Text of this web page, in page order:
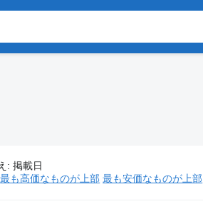
: 掲載日
最も高価なものが上部 最も安価なものが上部